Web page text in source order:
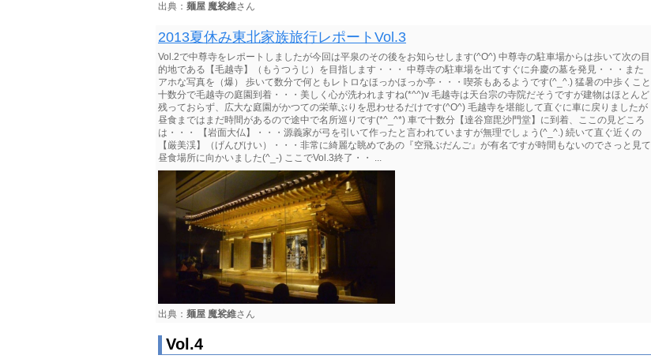
出典： 麺屋 魔裟維さん
2013夏休み東北家族旅行レポートVol.3
Vol.2で中尊寺をレポートしましたが今回は平泉のその後をお知らせします(^O^) 中尊寺の駐車場からは歩いて次の目
的地である【毛越寺】（もうつうじ）を目指します・・・ 中尊寺の駐車場を出てすぐに弁慶の墓を発見・・・また
アホな写真を（爆） 歩いて数分で何ともレトロなほっかほっか亭・・・喫茶もあるようです(^_^.) 猛暑の中歩くこと
十数分で毛越寺の庭園到着・・・美しく心が洗われますね(*^^)v 毛越寺は天台宗の寺院だそうですが建物はほとんど
残っておらず、広大な庭園がかつての栄華ぶりを思わせるだけです(^O^) 毛越寺を堪能して直ぐに車に戻りましたが
昼食まではまだ時間があるので途中で名所巡りです(*^_^*) 車で十数分【達谷窟毘沙門堂】に到着、ここの見どころ
は・・・ 【岩面大仏】・・・源義家が弓を引いて作ったと言われていますが無理でしょう(^_^.) 続いて直ぐ近くの
【厳美渓】（げんびけい）・・・非常に綺麗な眺めであの『空飛ぶだんご』が有名ですが時間もないのでさっと見て
昼食場所に向かいました(^_-) ここでVol.3終了・・ ...
出典： 麺屋 魔裟維さん
Vol.4